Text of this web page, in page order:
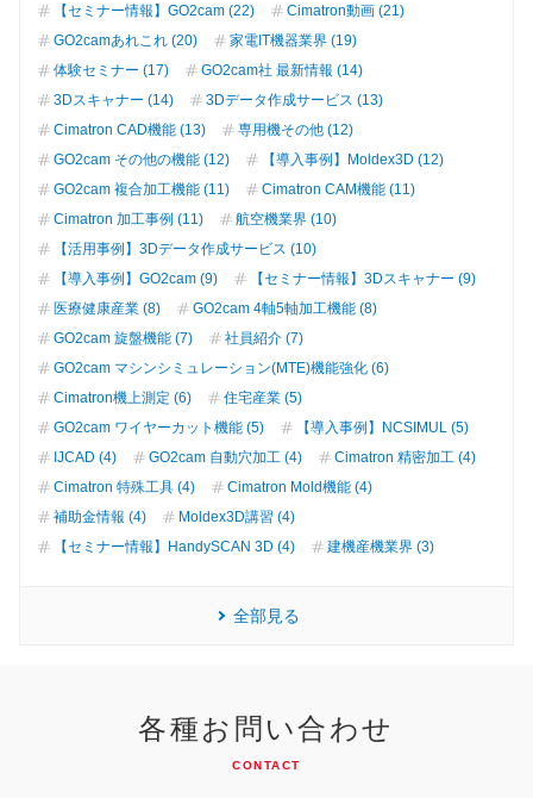
【セミナー情報】GO2cam (22)
Cimatron動画 (21)
GO2camあれこれ (20)
家電IT機器業界 (19)
体験セミナー (17)
GO2cam社 最新情報 (14)
3Dスキャナー (14)
3Dデータ作成サービス (13)
Cimatron CAD機能 (13)
専用機その他 (12)
GO2cam その他の機能 (12)
【導入事例】Moldex3D (12)
GO2cam 複合加工機能 (11)
Cimatron CAM機能 (11)
Cimatron 加工事例 (11)
航空機業界 (10)
【活用事例】3Dデータ作成サービス (10)
【導入事例】GO2cam (9)
【セミナー情報】3Dスキャナー (9)
医療健康産業 (8)
GO2cam 4軸5軸加工機能 (8)
GO2cam 旋盤機能 (7)
社員紹介 (7)
GO2cam マシンシミュレーション(MTE)機能強化 (6)
Cimatron機上測定 (6)
住宅産業 (5)
GO2cam ワイヤーカット機能 (5)
【導入事例】NCSIMUL (5)
IJCAD (4)
GO2cam 自動穴加工 (4)
Cimatron 精密加工 (4)
Cimatron 特殊工具 (4)
Cimatron Mold機能 (4)
補助金情報 (4)
Moldex3D講習 (4)
【セミナー情報】HandySCAN 3D (4)
建機産機業界 (3)
全部見る
各種お問い合わせ
CONTACT